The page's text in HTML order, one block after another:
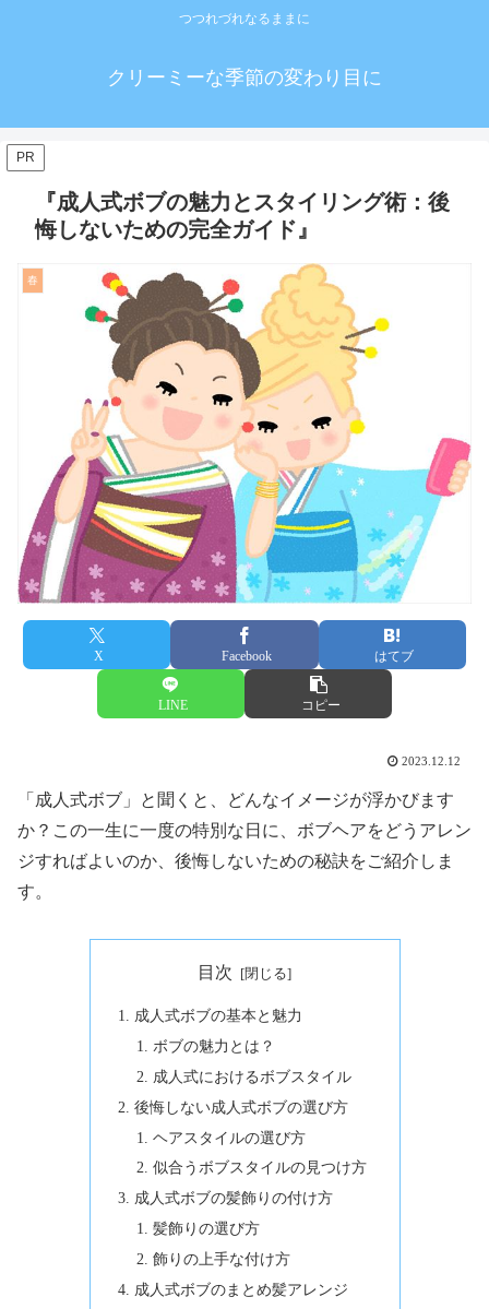
つつれづれなるままに
クリーミーな季節の変わり目に
PR
『成人式ボブの魅力とスタイリング術：後
悔しないための完全ガイド』
春
X Facebook はてブ
LINE コピー
2023.12.12
「成人式ボブ」と聞くと、どんなイメージが浮かびます
か？この一生に一度の特別な日に、ボブヘアをどうアレン
ジすればよいのか、後悔しないための秘訣をご紹介しま
す。
目次
成人式ボブの基本と魅力
ボブの魅力とは？
成人式におけるボブスタイル
後悔しない成人式ボブの選び方
ヘアスタイルの選び方
似合うボブスタイルの見つけ方
成人式ボブの髪飾りの付け方
髪飾りの選び方
飾りの上手な付け方
成人式ボブのまとめ髪アレンジ